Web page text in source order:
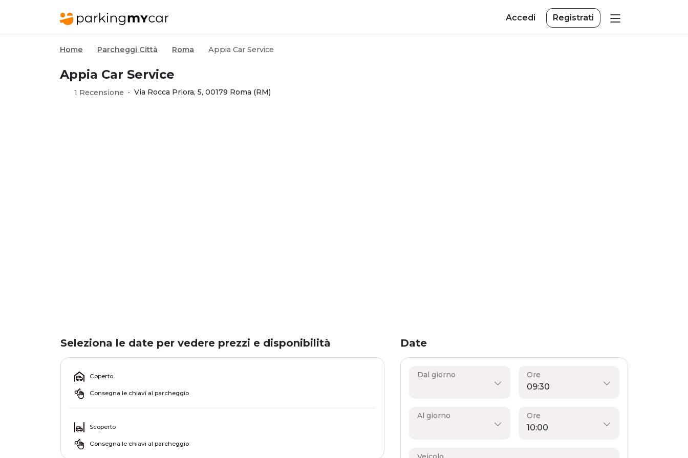
Accedi Registrati
Home Parcheggi Città Roma Appia Car Service
Appia Car Service
1 Recensione · Via Rocca Priora, 5, 00179 Roma (RM)
Date
Dal giorno Ore
Al giorno Ore
Seleziona le date per vedere prezzi e disponibilità
Coperto
Consegna le chiavi al parcheggio
Scoperto
Consegna le chiavi al parcheggio